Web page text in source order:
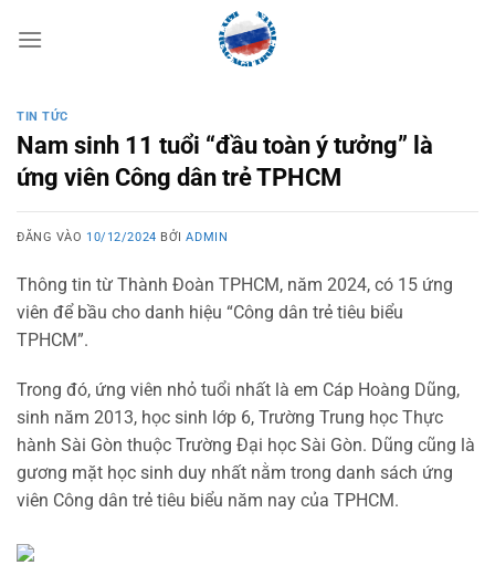
qua
TIN TỨC
Nam sinh 11 tuổi “đầu toàn ý tưởng” là
ứng viên Công dân trẻ TPHCM
ĐĂNG VÀO 10/12/2024 BỞIADMIN
Thông tin từ Thành Đoàn TPHCM, năm 2024, có 15 ứng
viên để bầu cho danh hiệu “Công dân trẻ tiêu biểu
TPHCM”.
Trong đó, ứng viên nhỏ tuổi nhất là em Cáp Hoàng Dũng,
sinh năm 2013, học sinh lớp 6, Trường Trung học Thực
hành Sài Gòn thuộc Trường Đại học Sài Gòn. Dũng cũng là
gương mặt học sinh duy nhất nằm trong danh sách ứng
viên Công dân trẻ tiêu biểu năm nay của TPHCM.